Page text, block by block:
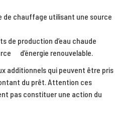
de chauffage utilisant une source
de production d’eau chaude
d’énergie renouvelable.
additionnels qui peuvent être pris
du prêt. Attention ces
pas constituer une action du